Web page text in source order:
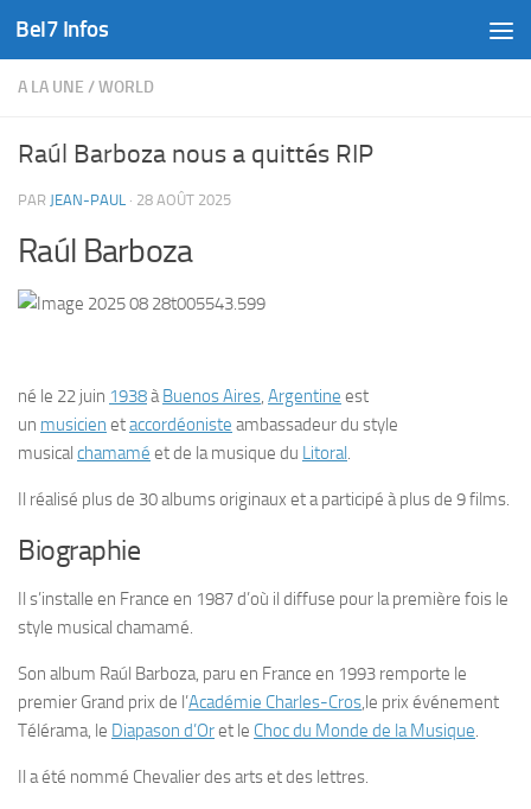
Skip to content
Bel7 Infos
A LA UNE /WORLD
Raúl Barboza nous a quittés RIP
PAR JEAN-PAUL · 28 AOÛT 2025
Raúl Barboza
né le 22 juin 1938àBuenos Aires, Argentine est
un musicien etaccordéoniste ambassadeur du style
musical chamamé et de la musique du Litoral.
Il réalisé plus de 30 albums originaux et a participé à plus de 9 films.
Biographie
Il s’installe en France en 1987 d’où il diffuse pour la première fois le
style musical chamamé.
Son album Raúl Barboza, paru en France en 1993 remporte le
premier Grand prix de l’Académie Charles-Cros,le prix événement
Télérama, le Diapason d’Oret le Choc du Monde de la Musique.
Il a été nommé Chevalier des arts et des lettres.